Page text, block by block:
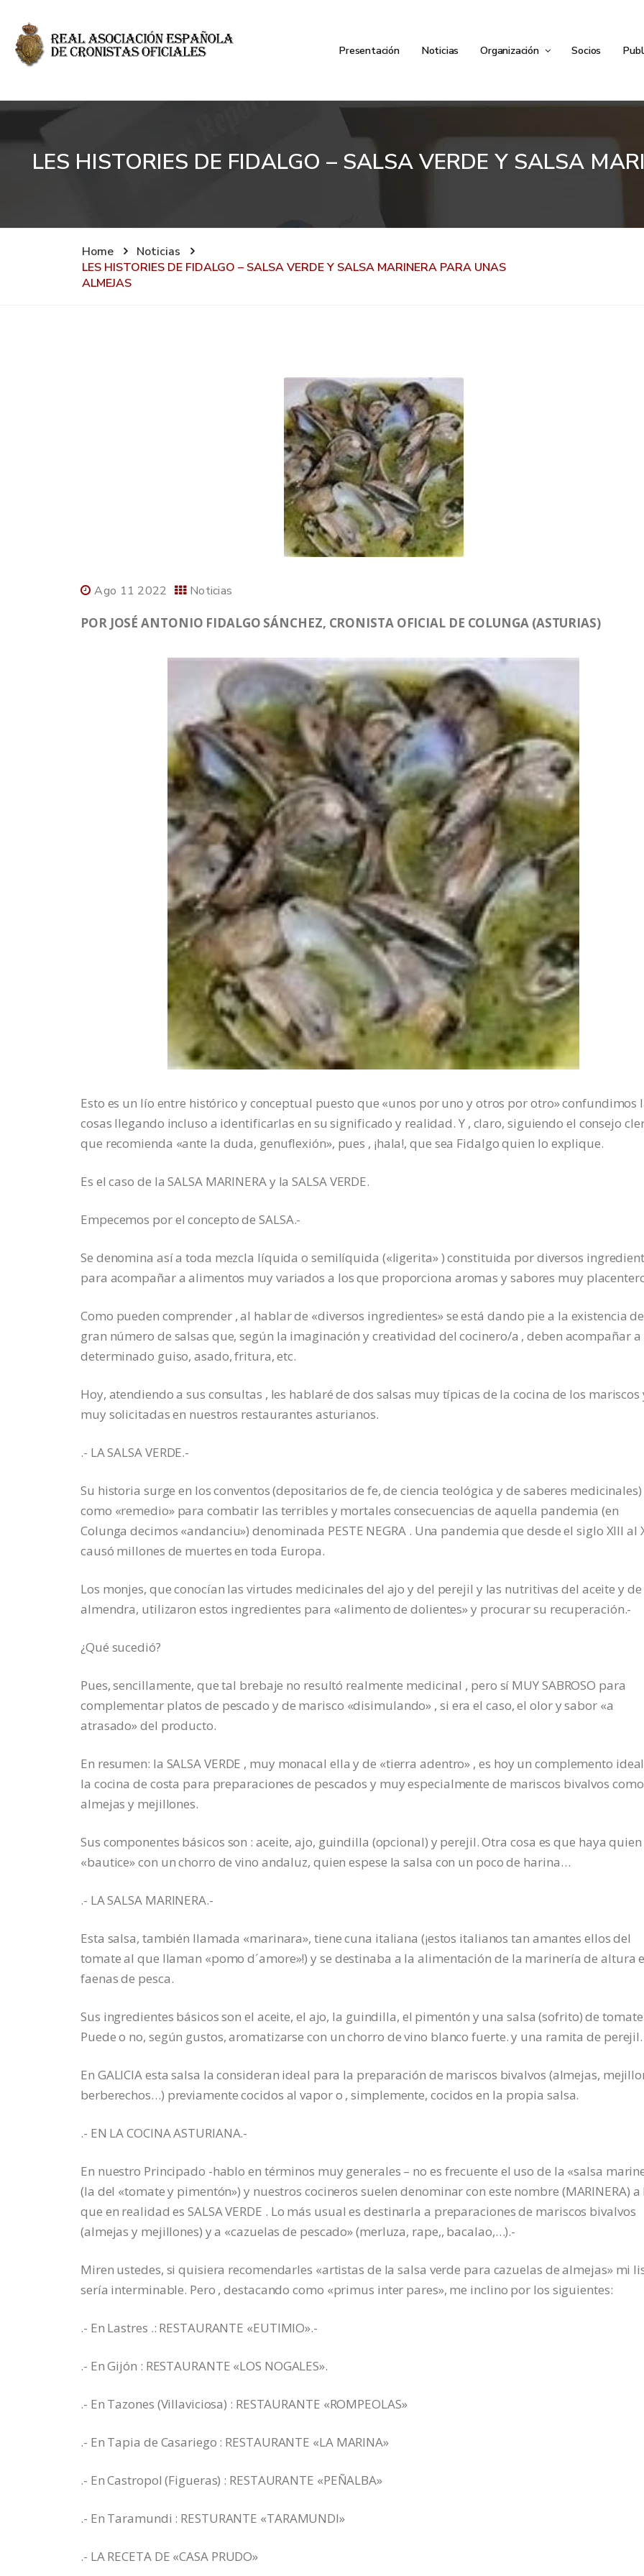
Presentación Noticias Organización Socios
LES HISTORIES DE FIDALGO – SALSA VERDE Y SALSA
Home
Noticias
LES HISTORIES DE FIDALGO – SALSA VERDE Y SALSA MARINERA PARA UNAS
ALMEJAS
Ago 11 2022 Noticias
POR JOSÉ ANTONIO FIDALGO SÁNCHEZ, CRONISTA OFICIAL DE COLUNGA (ASTURIAS)
Esto es un lío entre histórico y conceptual puesto que «unos por uno y otros por otro» confundimos
cosas llegando incluso a identificarlas en su significado y realidad. Y , claro, siguiendo el consejo
que recomienda «ante la duda, genuflexión», pues , ¡hala!, que sea Fidalgo quien lo explique.
Es el caso de la SALSA MARINERA y la SALSA VERDE.
Empecemos por el concepto de SALSA.-
Se denomina así a toda mezcla líquida o semilíquida («ligerita» ) constituida por diversos
para acompañar a alimentos muy variados a los que proporciona aromas y sabores muy
Como pueden comprender , al hablar de «diversos ingredientes» se está dando pie a la existencia
gran número de salsas que, según la imaginación y creatividad del cocinero/a , deben acompañar a
determinado guiso, asado, fritura, etc.
Hoy, atendiendo a sus consultas , les hablaré de dos salsas muy típicas de la cocina de los mariscos
muy solicitadas en nuestros restaurantes asturianos.
.- LA SALSA VERDE.-
Su historia surge en los conventos (depositarios de fe, de ciencia teológica y de saberes medicinales)
como «remedio» para combatir las terribles y mortales consecuencias de aquella pandemia (en
Colunga decimos «andanciu») denominada PESTE NEGRA . Una pandemia que desde el siglo XIII al
causó millones de muertes en toda Europa.
Los monjes, que conocían las virtudes medicinales del ajo y del perejil y las nutritivas del aceite y
almendra, utilizaron estos ingredientes para «alimento de dolientes» y procurar su recuperación.-
¿Qué sucedió?
Pues, sencillamente, que tal brebaje no resultó realmente medicinal , pero sí MUY SABROSO para
complementar platos de pescado y de marisco «disimulando» , si era el caso, el olor y sabor «a
atrasado» del producto.
En resumen: la SALSA VERDE , muy monacal ella y de «tierra adentro» , es hoy un complemento
la cocina de costa para preparaciones de pescados y muy especialmente de mariscos bivalvos como
almejas y mejillones.
Sus componentes básicos son : aceite, ajo, guindilla (opcional) y perejil. Otra cosa es que haya quien
«bautice» con un chorro de vino andaluz, quien espese la salsa con un poco de harina…
.- LA SALSA MARINERA.-
Esta salsa, también llamada «marinara», tiene cuna italiana (¡estos italianos tan amantes ellos del
tomate al que llaman «pomo d´amore»!) y se destinaba a la alimentación de la marinería de altura
faenas de pesca.
Sus ingredientes básicos son el aceite, el ajo, la guindilla, el pimentón y una salsa (sofrito) de
Puede o no, según gustos, aromatizarse con un chorro de vino blanco fuerte. y una ramita de perejil.
En GALICIA esta salsa la consideran ideal para la preparación de mariscos bivalvos (almejas,
berberechos…) previamente cocidos al vapor o , simplemente, cocidos en la propia salsa.
.- EN LA COCINA ASTURIANA.-
En nuestro Principado -hablo en términos muy generales – no es frecuente el uso de la «salsa
(la del «tomate y pimentón») y nuestros cocineros suelen denominar con este nombre (MARINERA) a
que en realidad es SALSA VERDE . Lo más usual es destinarla a preparaciones de mariscos bivalvos
(almejas y mejillones) y a «cazuelas de pescado» (merluza, rape,, bacalao,…).-
Miren ustedes, si quisiera recomendarles «artistas de la salsa verde para cazuelas de almejas» mi
sería interminable. Pero , destacando como «primus inter pares», me inclino por los siguientes:
.- En Lastres .: RESTAURANTE «EUTIMIO».-
.- En Gijón : RESTAURANTE «LOS NOGALES».
.- En Tazones (Villaviciosa) : RESTAURANTE «ROMPEOLAS»
.- En Tapia de Casariego : RESTAURANTE «LA MARINA»
.- En Castropol (Figueras) : RESTAURANTE «PEÑALBA»
.- En Taramundi : RESTURANTE «TARAMUNDI»
.- LA RECETA DE «CASA PRUDO»